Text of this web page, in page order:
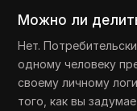
Можно ли
Нет.
одному человеку
своему личному
того, как вы